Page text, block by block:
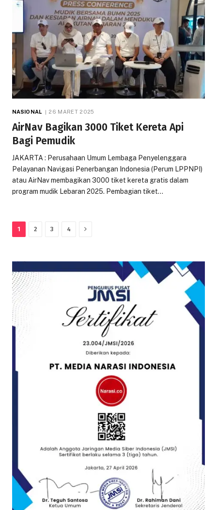
NASIONAL 26 MARET 2025
AirNav Bagikan 3000 Tiket Kereta Api
Bagi Pemudik
JAKARTA : Perusahaan Umum Lembaga Penyelenggara
Pelayanan Navigasi Penerbangan Indonesia (Perum LPPNPI)
atau AirNav membagikan 3000 tiket kereta gratis dalam
program mudik Lebaran 2025. Pembagian tiket…
1 2 3 4 Next